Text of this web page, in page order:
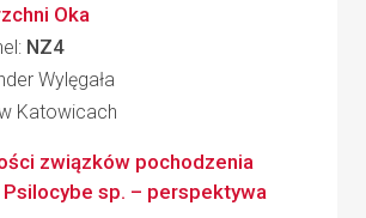
Oka
NZ4
Wylęgała
Katowicach
związków pochodzenia
sp. – perspektywa